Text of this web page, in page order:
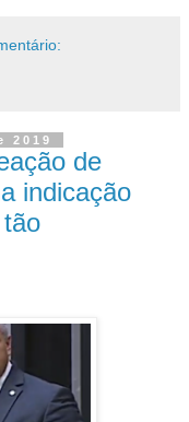
2019
de
indicação